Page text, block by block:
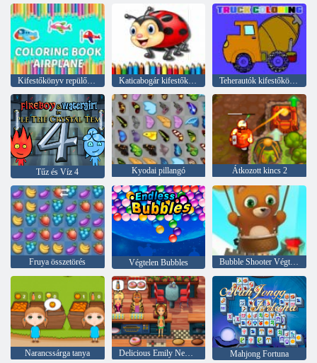
Kifestőkönyv repülőgép Katicabogár kifestőkönyv Teherautók kifestőkönyv
Tűz és Víz 4 Kyodai pillangó Átkozott kincs 2
Fruya összetörés Végtelen Bubbles Bubble Shooter Végtelen
Narancssárga tanya Delicious Emily New Beginning
Mahjong Fortuna